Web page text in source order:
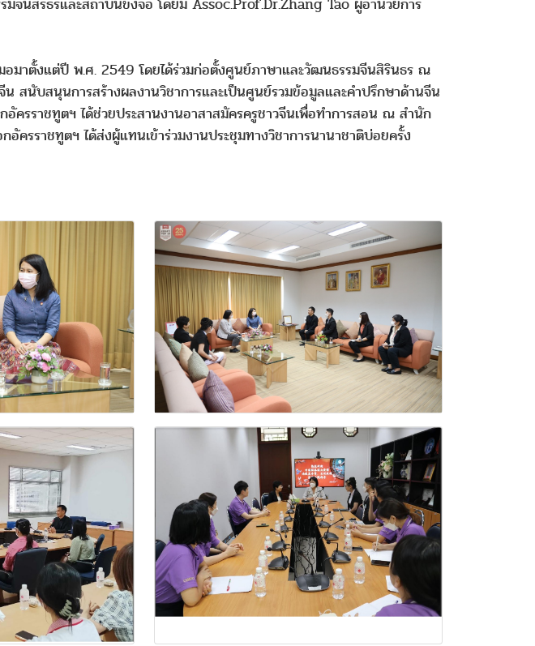
จีนสิริธรและสถาบันขงจื่อ โดยมี Assoc.Prof.Dr.Zhang Tao ผู้อำนวยการ
มาตั้งแต่ปี พ.ศ. 2549 โดยได้ร่วมก่อตั้งศูนย์ภาษาและวัฒนธรรมจีนสิรินธร ณ
สนับสนุนการสร้างผลงานวิชาการและเป็นศูนย์รวมข้อมูลและคำปรึกษาด้านจีน
ครราชทูตฯ ได้ช่วยประสานงานอาสาสมัครครูชาวจีนเพื่อทำการสอน ณ สำนัก
ครราชทูตฯ ได้ส่งผู้แทนเข้าร่วมงานประชุมทางวิชาการนานาชาติบ่อยครั้ง